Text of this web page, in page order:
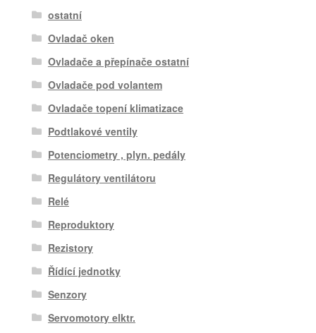
ostatní
Ovladač oken
Ovladače a přepínače ostatní
Ovladače pod volantem
Ovladače topení klimatizace
Podtlakové ventily
Potenciometry , plyn. pedály
Regulátory ventilátoru
Relé
Reproduktory
Rezistory
Řídící jednotky
Senzory
Servomotory elktr.